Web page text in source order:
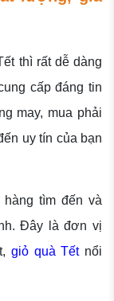
thì rất dễ dàng
cấp đáng tin
may, mua phải
uy tín của bạn
tìm đến và
Đây là đơn vị
giỏ quà Tếtnổi